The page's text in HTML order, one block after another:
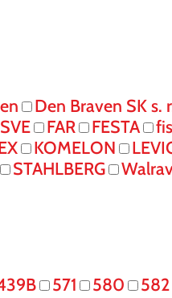
Den Braven SK s.
FAR FESTA
KOMELON
STAHLBERG
571 580 582